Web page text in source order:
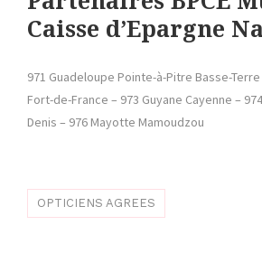
Caisse d’Epargne
971 Guadeloupe Pointe-à-Pitre Basse-
Fort-de-France – 973 Guyane Cayenne –
Denis – 976 Mayotte Mamoudzou
OPTICIENS AGREES